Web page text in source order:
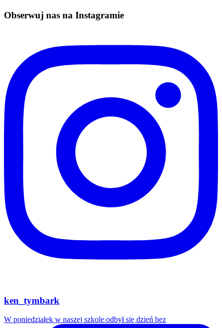
Obserwuj nas na Instagramie
ken_tymbark
W poniedziałek w naszej szkole odbył się dzień bez